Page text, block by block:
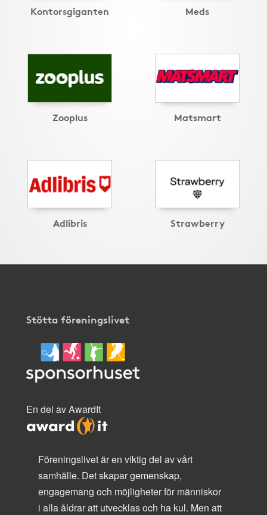
Kontorsgiganten Meds
Zooplus Matsmart
Adlibris Strawberry
Stötta föreningslivet
En del av AwardIt
Föreningslivet är en viktig del av vårt
samhälle. Det skapar gemenskap,
engagemang och möjligheter för människor
i alla åldrar att utvecklas och ha kul. Men att